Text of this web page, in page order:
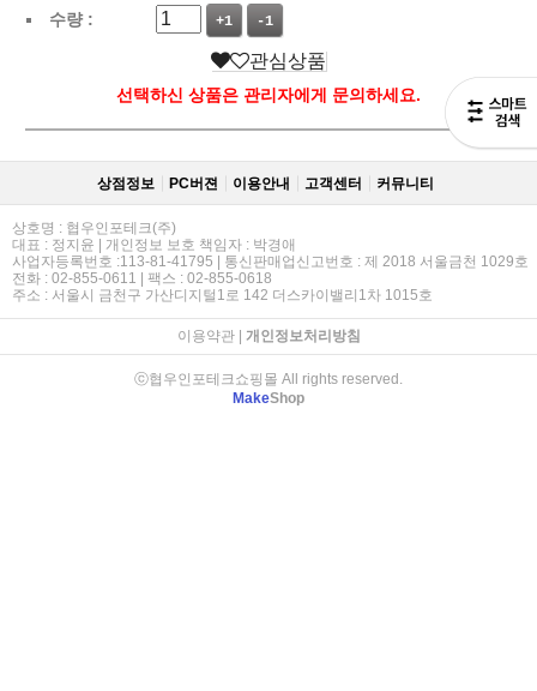
수량 :
+1 -1
관심상품
선택하신 상품은 관리자에게 문의하세요.
상점정보 PC버젼 이용안내 고객센터 커뮤니티
상호명 : 협우인포테크(주)
대표 : 정지윤 | 개인정보 보호 책임자 : 박경애
사업자등록번호 :113-81-41795 | 통신판매업신고번호 : 제 2018 서울금천 1029호
전화 : 02-855-0611 | 팩스 : 02-855-0618
주소 : 서울시 금천구 가산디지털1로 142 더스카이밸리1차 1015호
이용약관| 개인정보처리방침
ⓒ협우인포테크쇼핑몰 All rights reserved.
MakeShop